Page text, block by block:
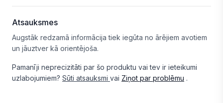
Atsauksmes
Augstāk redzamā informācija tiek iegūta no ārējiem avotiem
un jāuztver kā orientējoša.
Pamanīji neprecizitāti par šo produktu vai tev ir ieteikumi
uzlabojumiem? Sūti atsauksmi vai Ziņot par problēmu .